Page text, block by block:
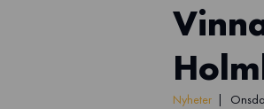
Nyheter